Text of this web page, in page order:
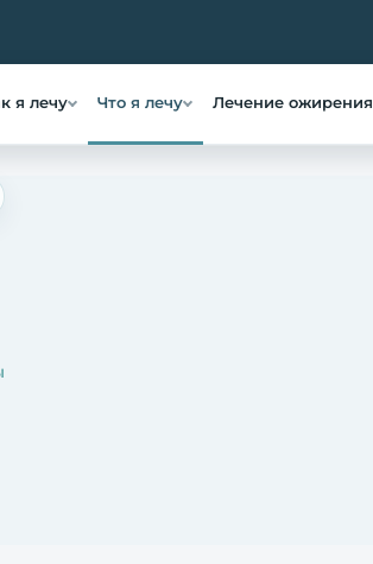
я лечу Что я лечу Лечение ожирения